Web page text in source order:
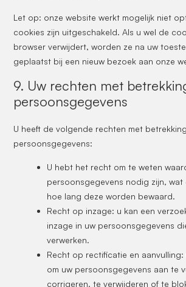
Let op: onze website werkt mogelijk niet
cookies zijn uitgeschakeld. Als u wel de
browser verwijdert, worden ze na uw
geplaatst bij een nieuw bezoek aan onze
9. Uw rechten met
persoonsgegevens
U heeft de volgende rechten met
persoonsgegevens:
U hebt het recht om te weten
persoonsgegevens nodig zijn, wat
hoe lang deze worden bewaard.
Recht op inzage: u kan een
inzage in uw persoonsgegevens
verwerken.
Recht op rectificatie en
om uw persoonsgegevens aan te
corrigeren, te verwijderen of te